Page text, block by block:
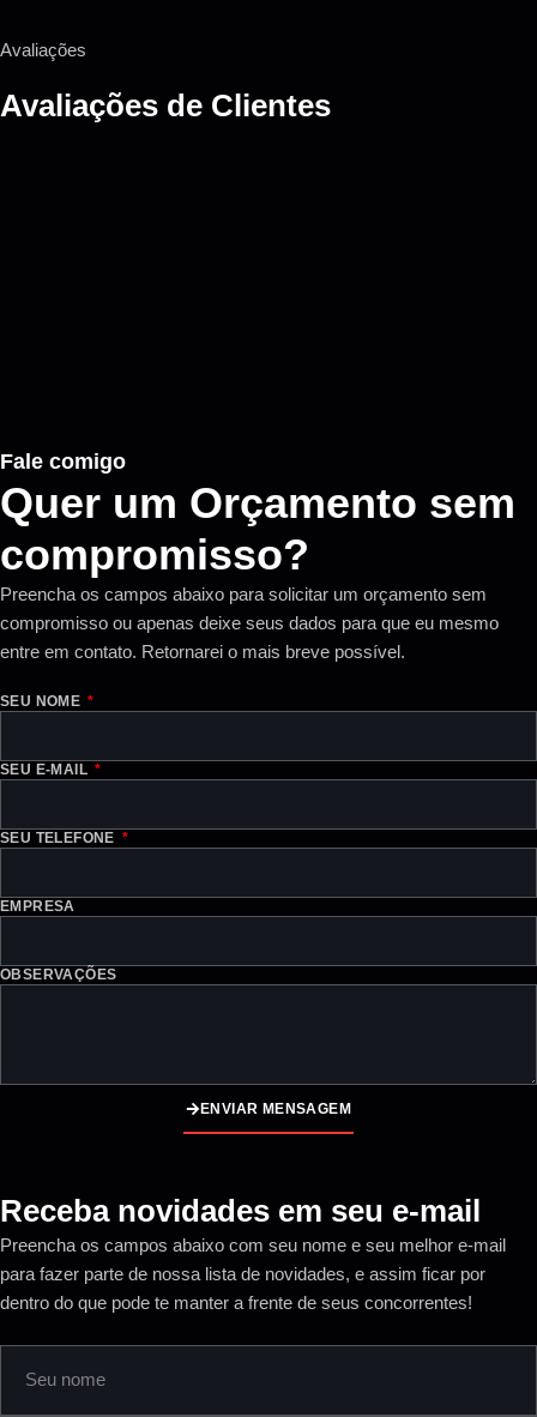
Avaliações
Avaliações de Clientes
Fale comigo
Quer um Orçamento sem
compromisso?
Preencha os campos abaixo para solicitar um orçamento sem
compromisso ou apenas deixe seus dados para que eu mesmo
entre em contato. Retornarei o mais breve possível.
SEU NOME
SEU E-MAIL
SEU TELEFONE
EMPRESA
OBSERVAÇÕES
ENVIAR MENSAGEM
Receba novidades em seu e-mail
Preencha os campos abaixo com seu nome e seu melhor e-mail
para fazer parte de nossa lista de novidades, e assim ficar por
dentro do que pode te manter a frente de seus concorrentes!